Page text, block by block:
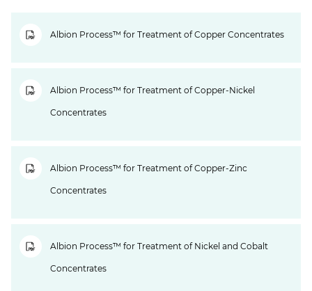
Albion Process™ for Treatment of Copper Concentrates
Albion Process™ for Treatment of Copper-Nickel
Concentrates
Albion Process™ for Treatment of Copper-Zinc
Concentrates
Albion Process™ for Treatment of Nickel and Cobalt
Concentrates